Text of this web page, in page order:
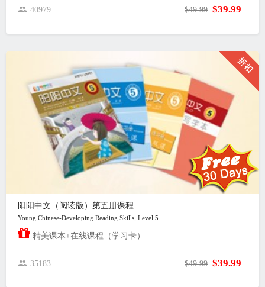
40979 $49.99 $39.99
阳阳中文（阅读版）第五册课程
Young Chinese-Developing Reading Skills, Level 5
精美课本+在线课程（学习卡）
35183 $49.99 $39.99